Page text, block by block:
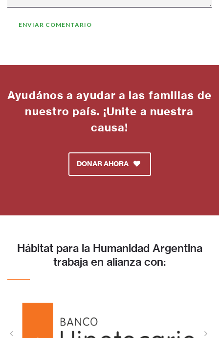
Ayudános a ayudar a las familias de
nuestro país. ¡Unite a nuestra
causa!
DONAR AHORA
Hábitat para la Humanidad Argentina
trabaja en alianza con: